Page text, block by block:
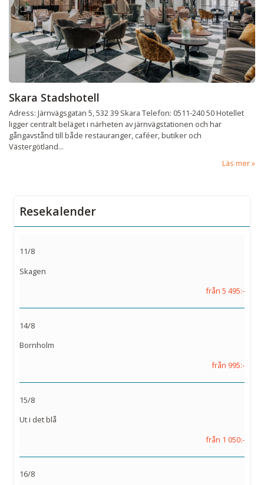
Skara Stadshotell
Adress: Järnvägsgatan 5, 532 39 Skara Telefon: 0511-240 50 Hotellet
ligger centralt beläget i närheten av järnvägstationen och har
gångavstånd till både restauranger, caféer, butiker och
Västergötland...
Läs mer
Resekalender
11/8
Skagen
från 5 495:-
14/8
Bornholm
från 995:-
15/8
Ut i det blå
från 1 050:-
16/8